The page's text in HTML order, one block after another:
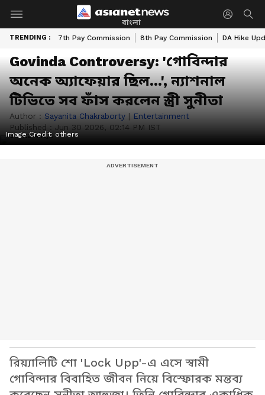
বাংলা
TRENDING : 7th Pay Commission 8th Pay Commission DA Hike
Govinda Controversy: 'গোবিন্দার
অনেক অ্যাফেয়ার ছিল...', ন্যাশনাল
টিভিতে সব ফাঁস করলেন স্ত্রী সুনীতা
Author : Sayanita Chakraborty | Entertainment
Published : Jun 30 2026, 02:14 PM IST
Image Credit: others
রিয়্যালিটি শো 'Lock Upp'-এ এসে স্বামী
গোবিন্দার বিবাহিত জীবন নিয়ে বিস্ফোরক মন্তব্য